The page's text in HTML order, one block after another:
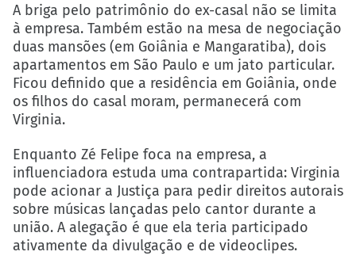
A briga pelo patrimônio do ex-casal não se limita
à empresa. Também estão na mesa de negociação
duas mansões (em Goiânia e Mangaratiba), dois
apartamentos em São Paulo e um jato particular.
Ficou definido que a residência em Goiânia, onde
os filhos do casal moram, permanecerá com
Virginia.
Enquanto Zé Felipe foca na empresa, a
influenciadora estuda uma contrapartida: Virginia
pode acionar a Justiça para pedir direitos autorais
sobre músicas lançadas pelo cantor durante a
união. A alegação é que ela teria participado
ativamente da divulgação e de videoclipes.